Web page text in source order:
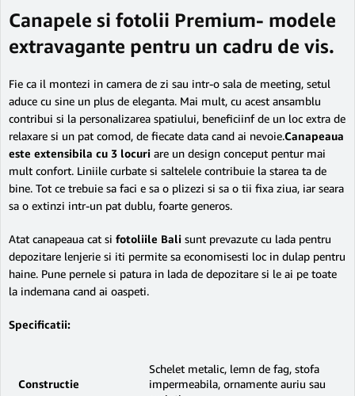
Canapele si fotolii Premium- modele
extravagante pentru un cadru de vis.
Fie ca il montezi in camera de zi sau intr-o sala de meeting, setul
aduce cu sine un plus de eleganta. Mai mult, cu acest ansamblu
contribui si la personalizarea spatiului, beneficiinf de un loc extra de
relaxare si un pat comod, de fiecate data cand ai nevoie.Canapeaua
este extensibila cu 3 locuri are un design conceput pentur mai
mult confort. Liniile curbate si saltelele contribuie la starea ta de
bine. Tot ce trebuie sa faci e sa o plizezi si sa o tii fixa ziua, iar seara
sa o extinzi intr-un pat dublu, foarte generos.
Atat canapeaua cat si fotoliile Bali sunt prevazute cu lada pentru
depozitare lenjerie si iti permite sa economisesti loc in dulap pentru
haine. Pune pernele si patura in lada de depozitare si le ai pe toate
la indemana cand ai oaspeti.
Specificatii:
Constructie
Schelet metalic, lemn de fag, stofa
impermeabila, ornamente auriu sau